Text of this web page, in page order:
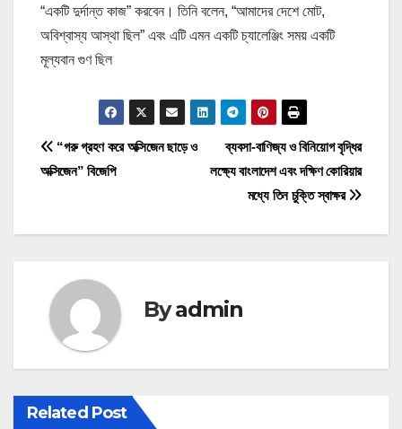
“একটি দুর্দান্ত কাজ” করবেন। তিনি বলেন, “আমাদের দেশে মোট,
অবিশ্বাস্য আস্থা ছিল” এবং এটি এমন একটি চ্যালেঞ্জিং সময় একটি
মূল্যবান গুণ ছিল
P
o
s
n
a
v
i
ব্যবসা-বাণিজ্য ও বিনিয়োগ বৃদ্ধির
লক্ষ্যে বাংলাদেশ এবং দক্ষিণ কোরিয়ার
মধ্যে তিন চুক্তি স্বাক্ষর
“গরু গ্রহণ করে অক্সিজেন ছাড়ে ও
অক্সিজেন” বিজেপি
Byadmin
Related Post